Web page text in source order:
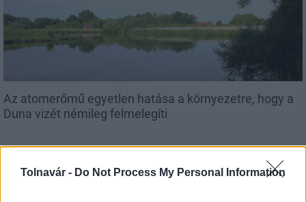
Tolnavár - Do Not Process My Personal Information
Az atomerőmű egyetlen hatása a környezetre, hogy a
Duna vizét némileg felmelegíti